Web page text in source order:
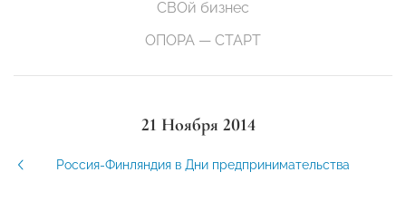
СВОй бизнес
ОПОРА — СТАРТ
21 Ноября 2014
Россия-Финляндия в Дни предпринимательства